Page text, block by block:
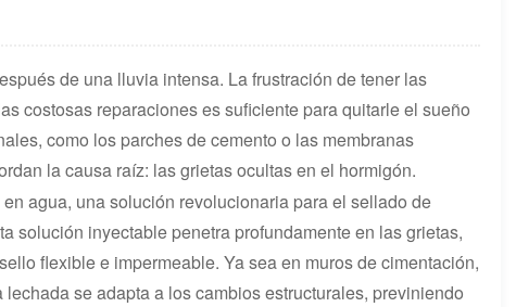
de una lluvia intensa. La frustración de tener las
costosas reparaciones es suficiente para quitarle el sueño
como los parches de cemento o las membranas
la causa raíz: las grietas ocultas en el hormigón.
agua, una solución revolucionaria para el sellado de
solución inyectable penetra profundamente en las grietas,
flexible e impermeable. Ya sea en muros de cimentación,
se adapta a los cambios estructurales, previniendo